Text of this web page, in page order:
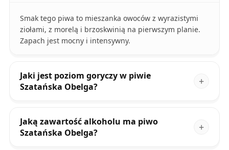
Smak tego piwa to mieszanka owoców z wyrazistymi
ziołami, z morelą i brzoskwinią na pierwszym planie.
Zapach jest mocny i intensywny.
Jaki jest poziom goryczy w piwie
Szatańska Obelga?
Jaką zawartość alkoholu ma piwo
Szatańska Obelga?